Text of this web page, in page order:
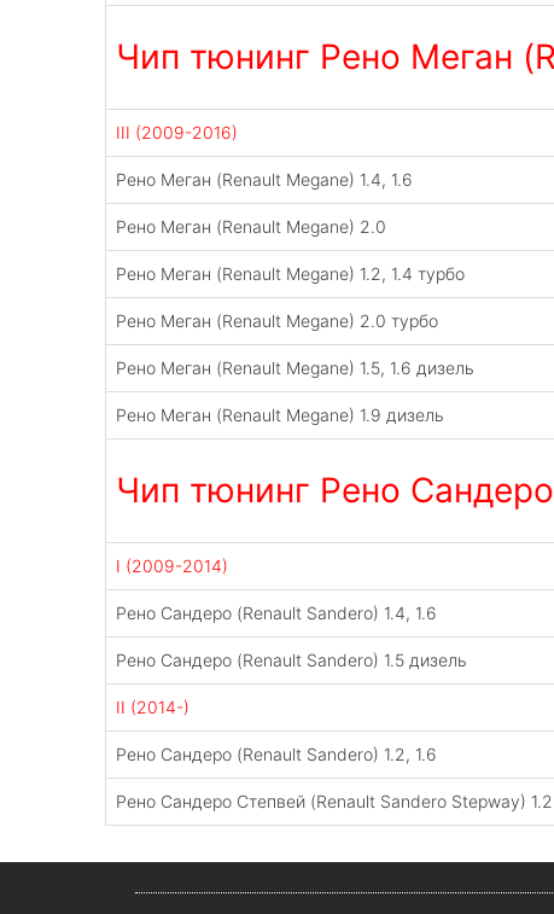
Чип тюнинг Рено Меган
III (2009-2016)
Рено Меган (Renault Megane) 1.4, 1.6
Рено Меган (Renault Megane) 2.0
Рено Меган (Renault Megane) 1.2, 1.4 турбо
Рено Меган (Renault Megane) 2.0 турбо
Рено Меган (Renault Megane) 1.5, 1.6 дизель
Рено Меган (Renault Megane) 1.9 дизель
Чип тюнинг Рено
I (2009-2014)
Рено Сандеро (Renault Sandero) 1.4, 1.6
Рено Сандеро (Renault Sandero) 1.5 дизель
II (2014-)
Рено Сандеро (Renault Sandero) 1.2, 1.6
Рено Сандеро Степвей (Renault Sandero Stepway)